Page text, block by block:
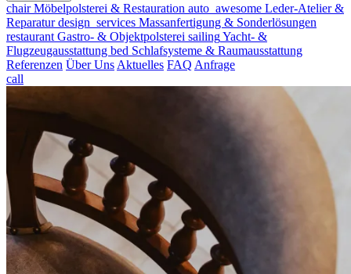
chairMöbelpolsterei & Restauration auto_awesome Leder-Atelier &
Reparaturdesign_services Massanfertigung & Sonderlösungen
restaurant Gastro- & Objektpolsterei sailingYacht- &
Flugzeugausstattung bed Schlafsysteme & Raumausstattung
Referenzen Über Uns Aktuelles FAQ Anfrage
call